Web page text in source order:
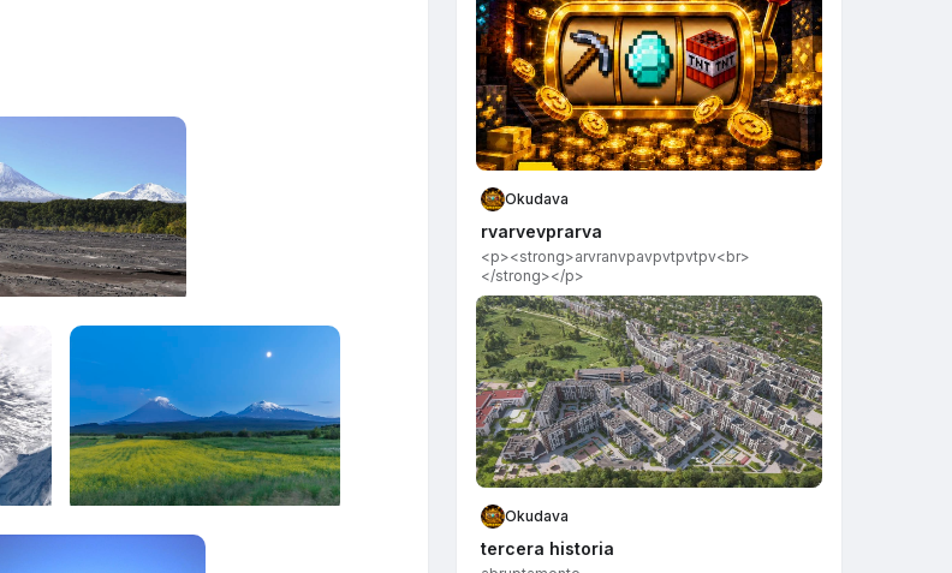
Okudava
rvarvevprarva
<p><strong>arvranvpavpvtpvtpv​<br>
</strong></p>
Okudava
tercera historia